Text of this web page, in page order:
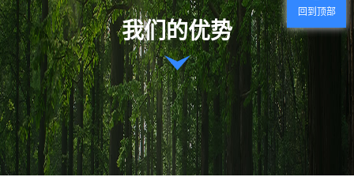
我们的优势
回到顶部